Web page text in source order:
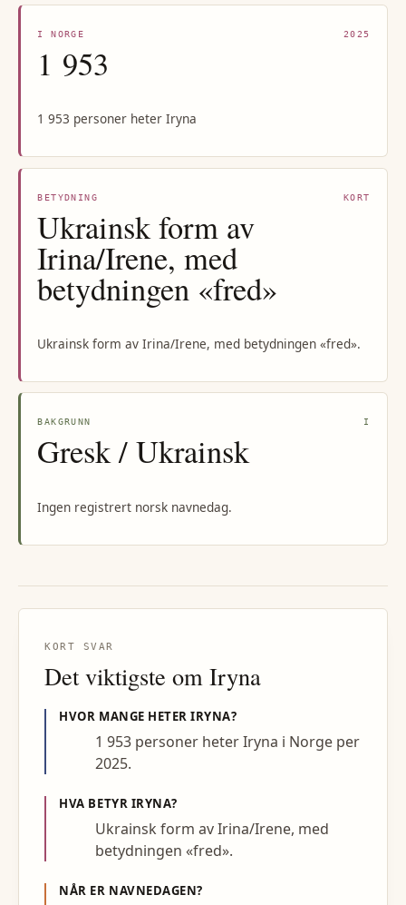
I NORGE 2025
1 953
1 953 personer heter Iryna
BETYDNING KORT
Ukrainsk form av
Irina/Irene, med
betydningen «fred»
Ukrainsk form av Irina/Irene, med betydningen «fred».
BAKGRUNN I
Gresk / Ukrainsk
Ingen registrert norsk navnedag.
KORT SVAR
Det viktigste om Iryna
HVOR MANGE HETERIRYNA?
1 953 personer heter Iryna i Norge per
2025.
HVA BETYR IRYNA?
Ukrainsk form av Irina/Irene, med
betydningen «fred».
NÅR ER NAVNEDAGEN?